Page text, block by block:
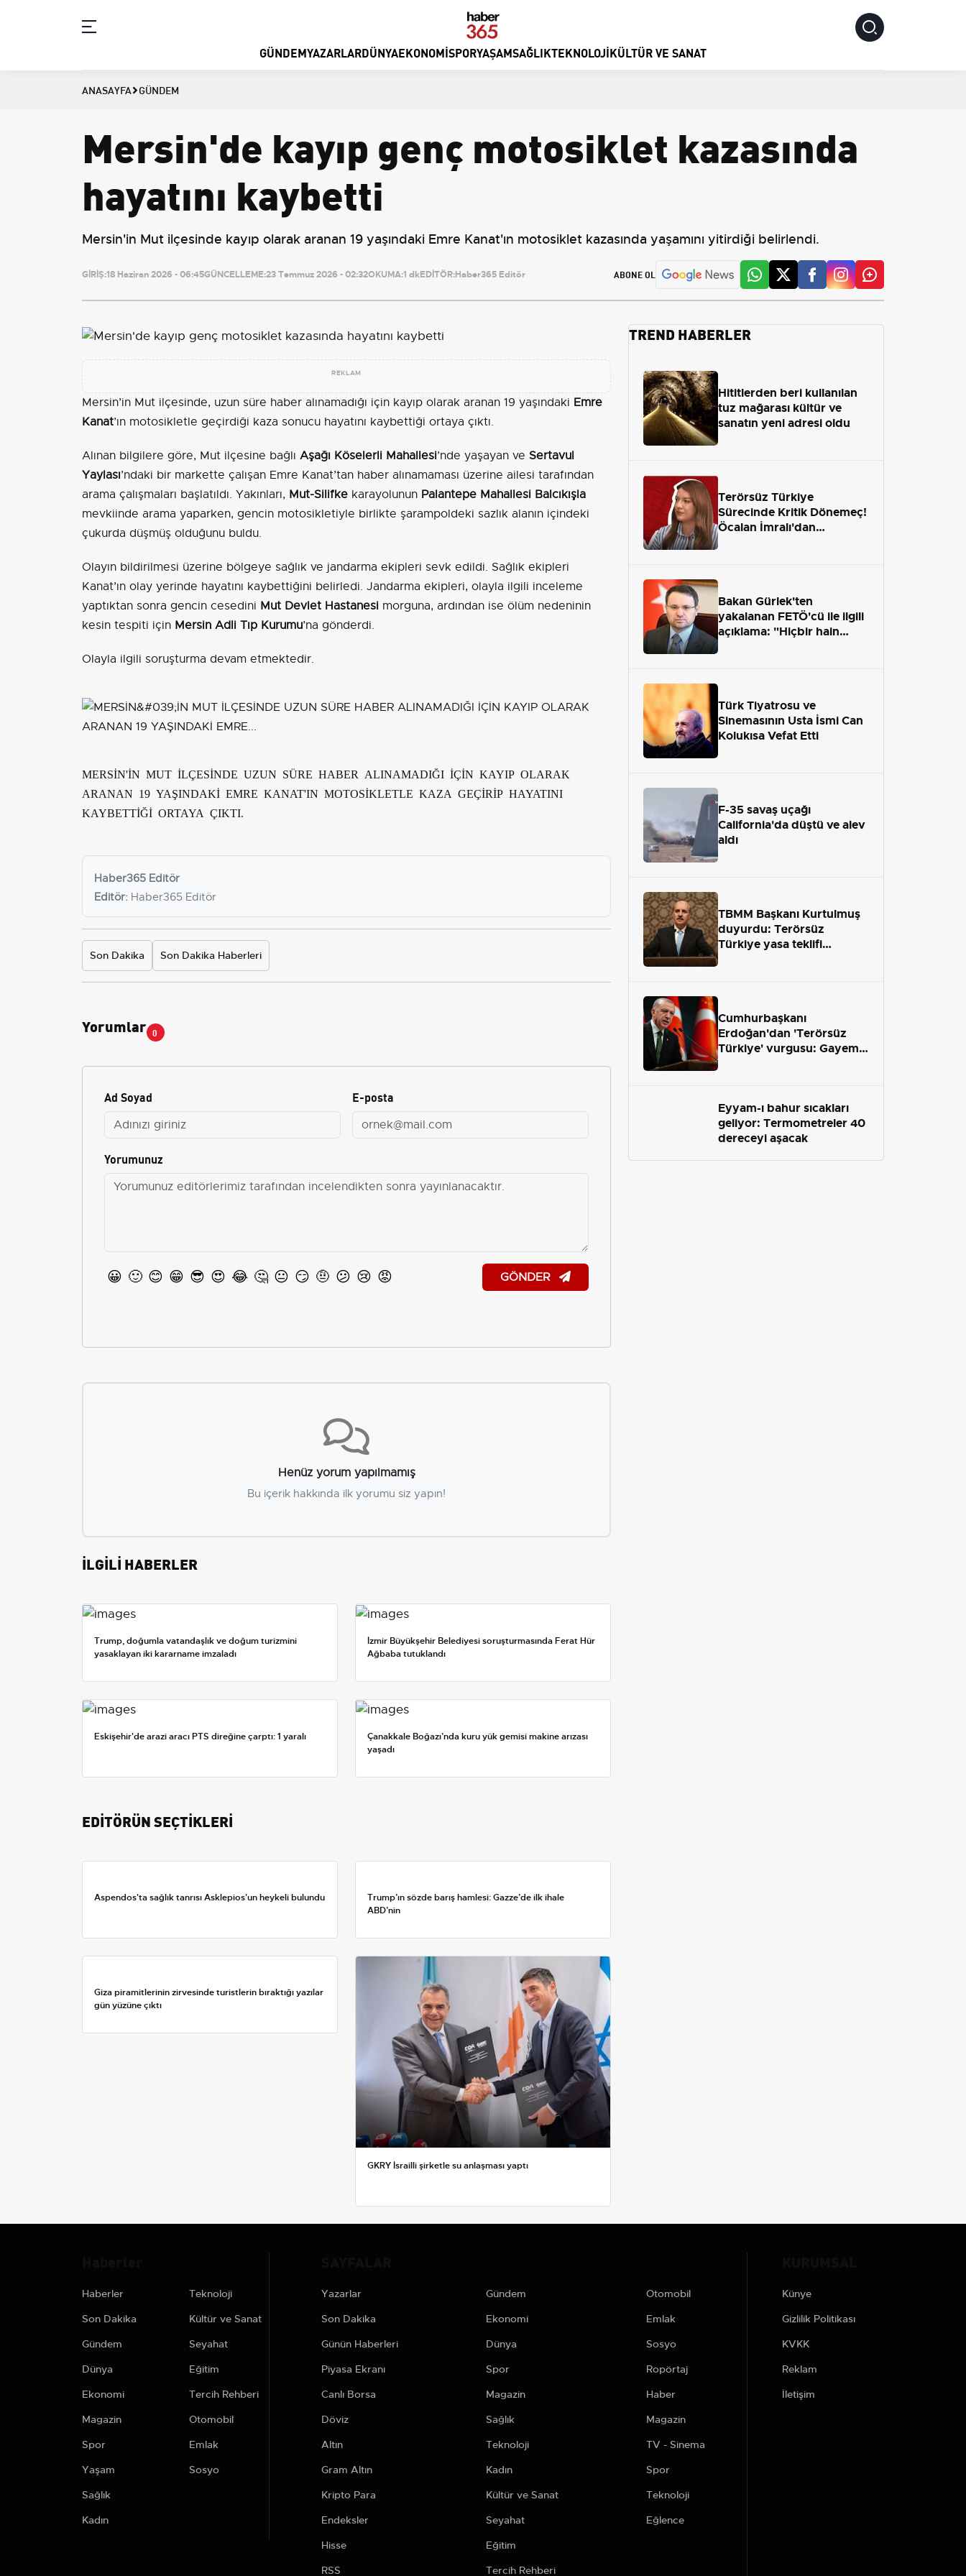
GÜNDEMYAZARLARDÜNYAEKONOMISPORYAŞAMSAĞLIKTEKNOLOJIKÜLTÜR VE SANAT
ANASAYFA GÜNDEM
Mersin'de kayıp genç motosiklet kazasında
hayatını kaybetti
Mersin'in Mut ilçesinde kayıp olarak aranan 19 yaşındaki Emre Kanat'ın motosiklet kazasında yaşamını yitirdiği belirlendi.
GİRİŞ:18 Haziran 2026 - 06:45GÜNCELLEME:23 Temmuz 2026 - 02:32OKUMA:1 dkEDİTÖR:Haber365 Editör ABONE OL
REKLAM
Mersin’in Mut ilçesinde, uzun süre haber alınamadığı için kayıp olarak aranan 19 yaşındaki Emre
Kanat’ın motosikletle geçirdiği kaza sonucu hayatını kaybettiği ortaya çıktı.
Alınan bilgilere göre, Mut ilçesine bağlı Aşağı Köselerli Mahallesi’nde yaşayan ve Sertavul
Yaylası’ndaki bir markette çalışan Emre Kanat’tan haber alınamaması üzerine ailesi tarafından
arama çalışmaları başlatıldı. Yakınları, Mut-Silifke karayolunun Palantepe Mahallesi Balcıkışla
mevkiinde arama yaparken, gencin motosikletiyle birlikte şarampoldeki sazlık alanın içindeki
çukurda düşmüş olduğunu buldu.
Olayın bildirilmesi üzerine bölgeye sağlık ve jandarma ekipleri sevk edildi. Sağlık ekipleri
Kanat’ın olay yerinde hayatını kaybettiğini belirledi. Jandarma ekipleri, olayla ilgili inceleme
yaptıktan sonra gencin cesedini Mut Devlet Hastanesi morguna, ardından ise ölüm nedeninin
kesin tespiti için Mersin Adli Tıp Kurumu’na gönderdi.
Olayla ilgili soruşturma devam etmektedir.
MERSİN'İN MUT İLÇESİNDE UZUN SÜRE HABER ALINAMADIĞI İÇİN KAYIP OLARAK
ARANAN 19 YAŞINDAKİ EMRE KANAT'IN MOTOSİKLETLE KAZA GEÇİRİP HAYATINI
KAYBETTİĞİ ORTAYA ÇIKTI.
Haber365 Editör
Editör: Haber365 Editör
Son Dakika Son Dakika Haberleri
Yorumlar 0
Ad Soyad E-posta
Yorumunuz
😀 🙂 😊 😁 😎 😍 😂 🤔 😐 😏 🤨 😕 😢 😡 GÖNDER
Henüz yorum yapılmamış
Bu içerik hakkında ilk yorumu siz yapın!
İLGİLİ HABERLER
Trump, doğumla vatandaşlık ve doğum turizmini
yasaklayan iki kararname imzaladı
İzmir Büyükşehir Belediyesi soruşturmasında Ferat Hür
Ağbaba tutuklandı
Eskişehir'de arazi aracı PTS direğine çarptı: 1 yaralı
Çanakkale Boğazı’nda kuru yük gemisi makine arızası
yaşadı
EDİTÖRÜN SEÇTİKLERİ
Aspendos'ta sağlık tanrısı Asklepios'un heykeli bulundu
Trump’ın sözde barış hamlesi: Gazze’de ilk ihale
ABD’nin
Giza piramitlerinin zirvesinde turistlerin bıraktığı yazılar
gün yüzüne çıktı
GKRY İsrailli şirketle su anlaşması yaptı
TREND HABERLER
Hititlerden beri kullanılan
tuz mağarası kültür ve
sanatın yeni adresi oldu
Terörsüz Türkiye
Sürecinde Kritik Dönemeç!
Öcalan İmralı'dan
Bakan Gürlek'ten
yakalanan FETÖ'cü ile ilgili
açıklama: "Hiçbir hain
Türk Tiyatrosu ve
Sinemasının Usta İsmi Can
Kolukısa Vefat Etti
F-35 savaş uçağı
California'da düştü ve alev
aldı
TBMM Başkanı Kurtulmuş
duyurdu: Terörsüz
Türkiye yasa teklifi
Cumhurbaşkanı
Erdoğan'dan 'Terörsüz
Türkiye' vurgusu: Gayemiz
Eyyam-ı bahur sıcakları
geliyor: Termometreler 40
dereceyi aşacak
Haberler
Son Dakika
Gündem
Dünya
Ekonomi
Magazin
Spor
Yaşam
Sağlık
Kadın
Teknoloji
Kültür ve Sanat
Seyahat
Eğitim
Tercih Rehberi
Otomobil
Emlak
Sosyo
Yazarlar
Son Dakika
Günün Haberleri
Piyasa Ekranı
Canlı Borsa
Döviz
Altın
Gram Altın
Kripto Para
Endeksler
Hisse
RSS
Gündem
Ekonomi
Dünya
Spor
Magazin
Sağlık
Teknoloji
Kadın
Kültür ve Sanat
Seyahat
Eğitim
Tercih Rehberi
Otomobil
Emlak
Sosyo
Ropörtaj
Haber
Magazin
TV - Sinema
Spor
Teknoloji
Eğlence
Künye
Gizlilik Politikası
KVKK
Reklam
İletişim